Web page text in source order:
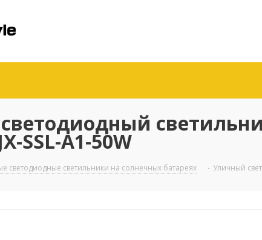
SSL-A1-50W
светодиодные светильники на солнечных батареях - Уличный